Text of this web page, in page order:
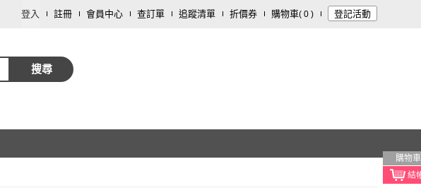
登入 註冊 會員中心 查訂單 追蹤清單 折價券 購物車( 0 ) 登記活動
搜尋
購物車